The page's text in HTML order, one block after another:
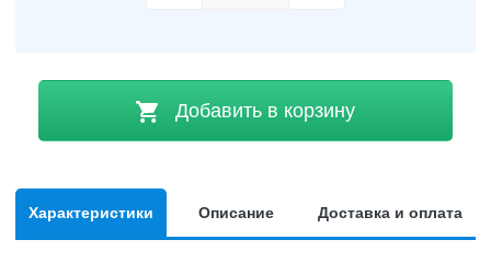
Добавить в корзину
Характеристики Описание Доставка и оплата